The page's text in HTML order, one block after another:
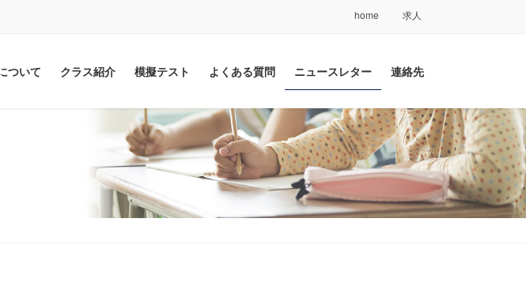
home 求人
ついて クラス紹介 模擬テスト よくある質問 ニュースレター 連絡先